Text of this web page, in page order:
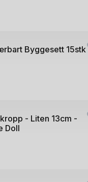
Byggesett 15stk
- Liten 13cm -
Doll